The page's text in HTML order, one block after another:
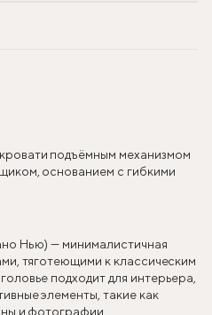
подъёмным механизмом
основанием с гибкими
Нью) — минималистичная
тяготеющими к классическим
подходит для интерьера,
элементы, такие как
и фотографии.